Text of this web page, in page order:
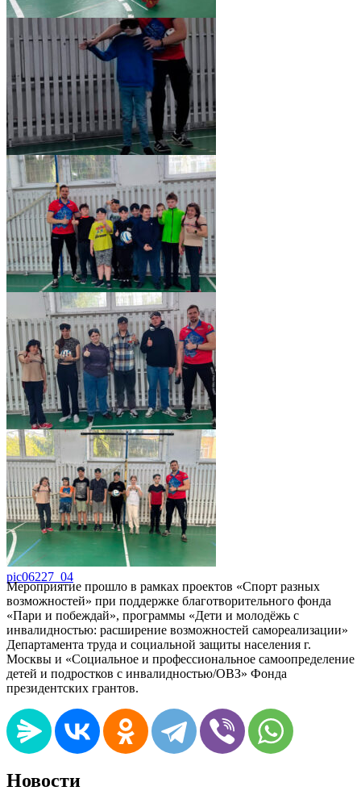
pic06227_03
pic06227_07
pic06227_06
pic06227_05
pic06227_04
Мероприятие прошло в рамках проектов «Спорт разных
возможностей» при поддержке благотворительного фонда
«Пари и побеждай», программы «Дети и молодёжь с
инвалидностью: расширение возможностей самореализации»
Департамента труда и социальной защиты населения г.
Москвы и «Социальное и профессиональное самоопределение
детей и подростков с инвалидностью/ОВЗ» Фонда
президентских грантов.
Новости